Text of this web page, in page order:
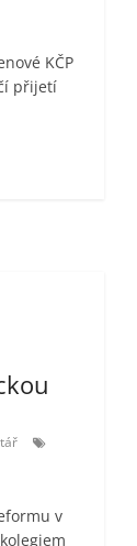
KČP
přijetí
v